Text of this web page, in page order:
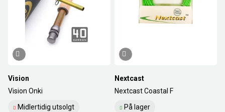
Vision
Vision Onki
Midlertidig utsolgt
Nextcast
Nextcast Coastal F
På lager